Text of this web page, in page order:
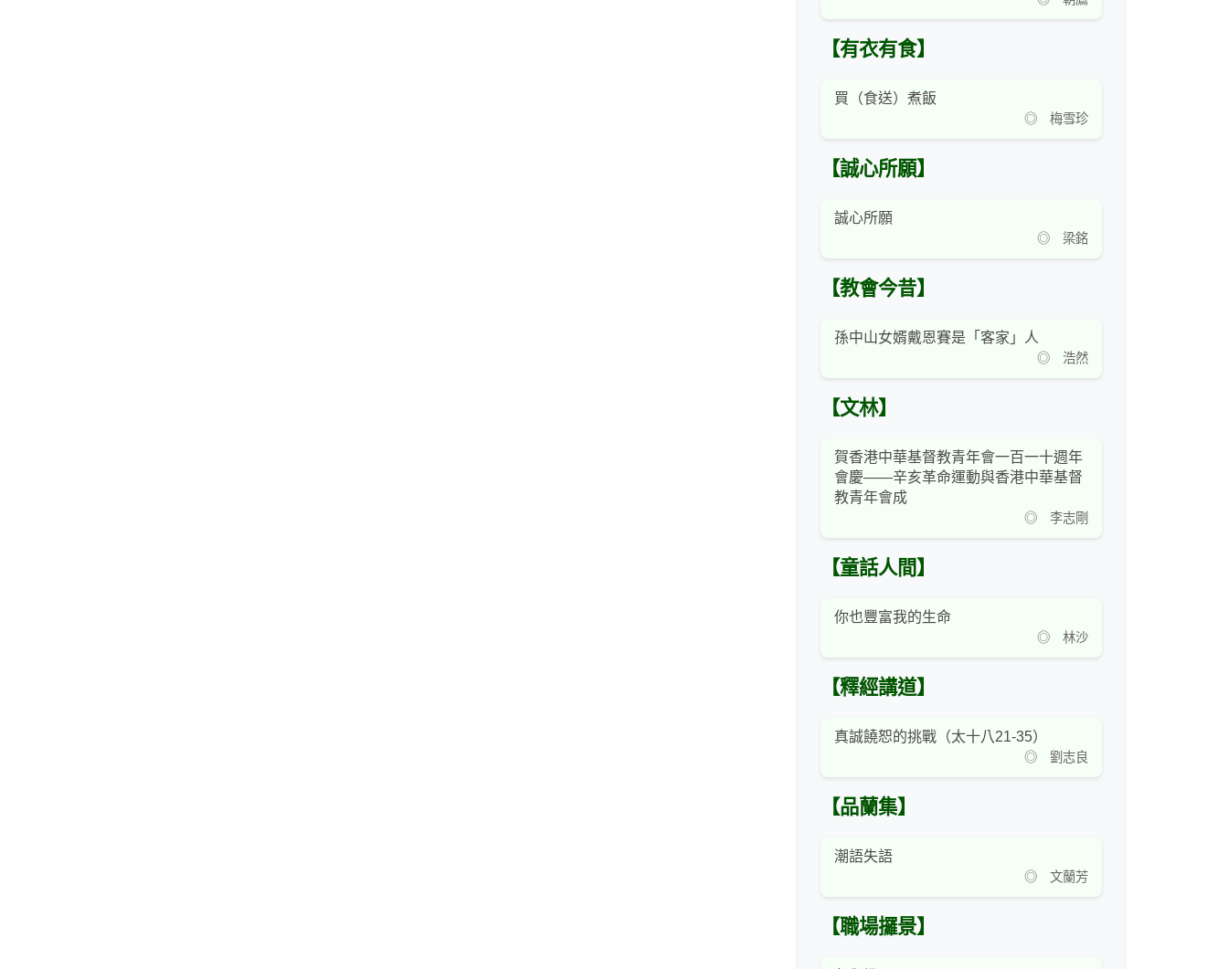
【有衣有食】
買（食送）煮飯
◎ 梅雪珍
【誠心所願】
誠心所願
◎ 梁銘
【教會今昔】
孫中山女婿戴恩賽是「客家」人
◎ 浩然
【文林】
賀香港中華基督教青年會一百一十週年
會慶——辛亥革命運動與香港中華基督
教青年會成
◎ 李志剛
【童話人間】
你也豐富我的生命
◎ 林沙
【釋經講道】
真誠饒恕的挑戰（太十八21-35）
◎ 劉志良
【品蘭集】
潮語失語
◎ 文蘭芳
【職場攞景】